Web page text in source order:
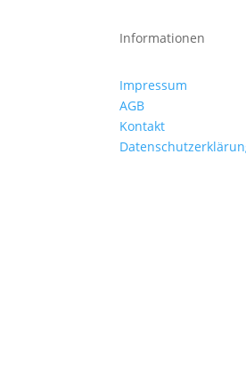
Informationen
Impressum
AGB
Kontakt